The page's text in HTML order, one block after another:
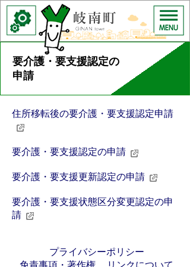
要介護・要支援認定の
申請
住所移転後の要介護・要支援認定申請
要介護・要支援認定の申請
要介護・要支援更新認定の申請
要介護・要支援状態区分変更認定の申
請
プライバシーポリシー
免責事項・著作権
リンクについて